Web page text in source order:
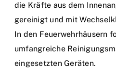
die Kräfte aus dem
gereinigt und mit
In den Feuerwehrhäusern
umfangreiche
eingesetzten Geräten.